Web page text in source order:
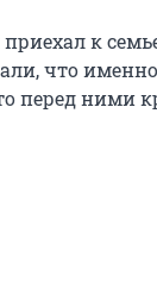
к
что
перед ними